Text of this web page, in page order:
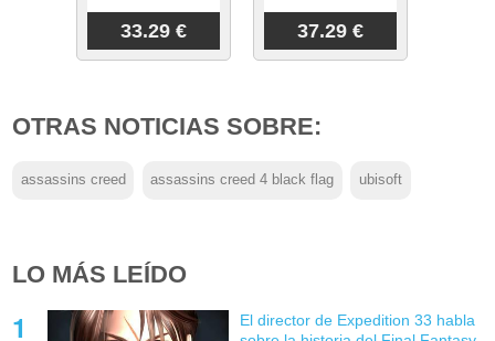
33.29 € 37.29 €
OTRAS NOTICIAS SOBRE:
assassins creed assassins creed 4 black flag ubisoft
LO MÁS LEÍDO
El director de Expedition 33 habla